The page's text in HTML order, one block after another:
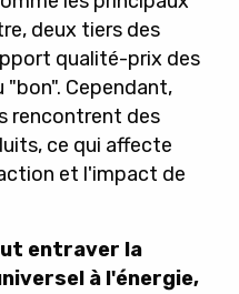
deux tiers des
qualité-prix des
Cependant,
rencontrent des
ce qui affecte
et l'impact de
entraver la
à l'énergie,